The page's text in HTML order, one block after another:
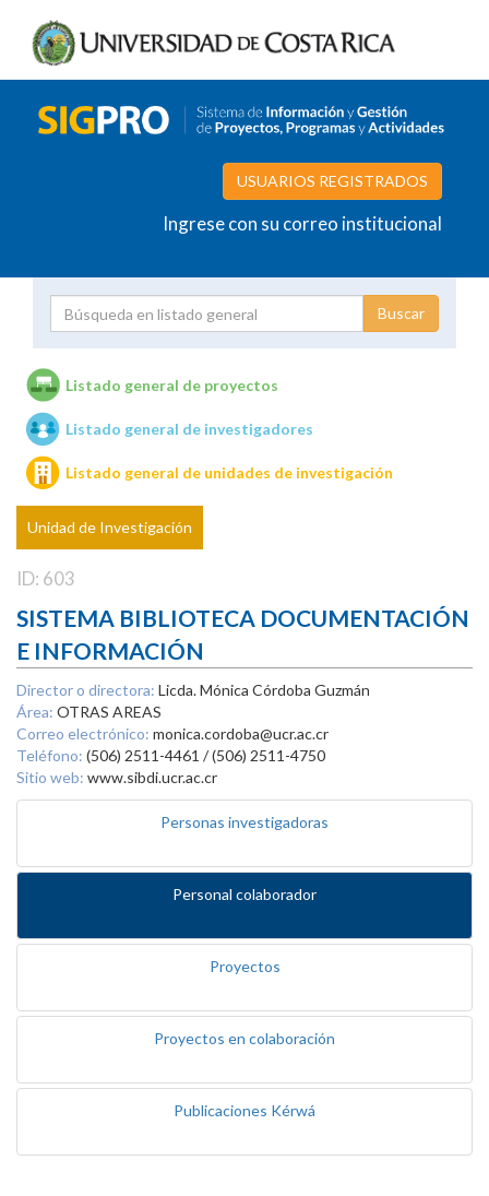
USUARIOS REGISTRADOS
Ingrese con su correo institucional
Unidades de investigación
Listado general de proyectos
Listado general de investigadores
Listado general de unidades de investigación
Unidad de Investigación
ID: 603
SISTEMA BIBLIOTECA DOCUMENTACIÓN
E INFORMACIÓN
Director o directora: Licda. Mónica Córdoba Guzmán
Área: OTRAS AREAS
Correo electrónico: monica.cordoba@ucr.ac.cr
Teléfono: (506) 2511-4461 / (506) 2511-4750
Sitio web: www.sibdi.ucr.ac.cr
Personas investigadoras
Personal colaborador
Proyectos
Proyectos en colaboración
Publicaciones Kérwá